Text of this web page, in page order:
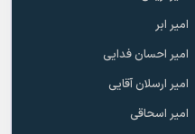
امیر ابر
امیر احسان فدایی
امیر ارسلان آقایی
امیر اسحاقی